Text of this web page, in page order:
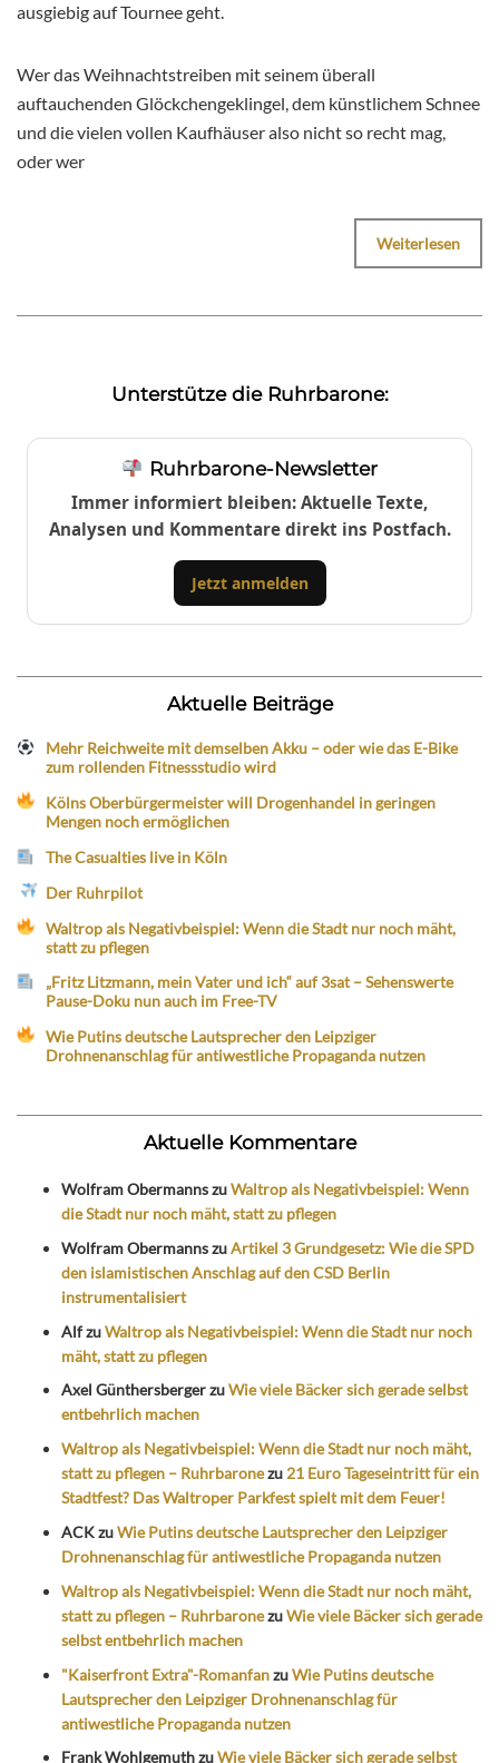
ausgiebig auf Tournee geht.
Wer das Weihnachtstreiben mit seinem überall
auftauchenden Glöckchengeklingel, dem künstlichem Schnee
und die vielen vollen Kaufhäuser also nicht so recht mag,
oder wer
Weiterlesen
Unterstütze die Ruhrbarone:
Ruhrbarone-Newsletter
Immer informiert bleiben: Aktuelle Texte,
Analysen und Kommentare direkt ins Postfach.
Jetzt anmelden
Aktuelle Beiträge
Mehr Reichweite mit demselben Akku – oder wie das E-Bike
zum rollenden Fitnessstudio wird
Kölns Oberbürgermeister will Drogenhandel in geringen
Mengen noch ermöglichen
The Casualties live in Köln
Der Ruhrpilot
Waltrop als Negativbeispiel: Wenn die Stadt nur noch mäht,
statt zu pflegen
„Fritz Litzmann, mein Vater und ich“ auf 3sat – Sehenswerte
Pause-Doku nun auch im Free-TV
Wie Putins deutsche Lautsprecher den Leipziger
Drohnenanschlag für antiwestliche Propaganda nutzen
Aktuelle Kommentare
Wolfram ObermannszuWaltrop als Negativbeispiel: Wenn
die Stadt nur noch mäht, statt zu pflegen
Wolfram ObermannszuArtikel 3 Grundgesetz: Wie die SPD
den islamistischen Anschlag auf den CSD Berlin
instrumentalisiert
AlfzuWaltrop als Negativbeispiel: Wenn die Stadt nur noch
mäht, statt zu pflegen
Axel GünthersbergerzuWie viele Bäcker sich gerade selbst
entbehrlich machen
Waltrop als Negativbeispiel: Wenn die Stadt nur noch mäht,
statt zu pflegen – Ruhrbaronezu 21 Euro Tageseintritt für ein
Stadtfest? Das Waltroper Parkfest spielt mit dem Feuer!
ACKzuWie Putins deutsche Lautsprecher den Leipziger
Drohnenanschlag für antiwestliche Propaganda nutzen
Waltrop als Negativbeispiel: Wenn die Stadt nur noch mäht,
statt zu pflegen – RuhrbaronezuWie viele Bäcker sich gerade
selbst entbehrlich machen
"Kaiserfront Extra"-RomanfanzuWie Putins deutsche
Lautsprecher den Leipziger Drohnenanschlag für
antiwestliche Propaganda nutzen
Frank WohlgemuthzuWie viele Bäcker sich gerade selbst